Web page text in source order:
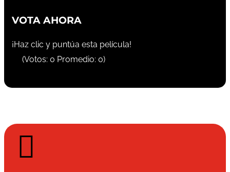
VOTA AHORA
¡Haz clic y puntúa esta película!
(Votos: 0 Promedio: 0)
